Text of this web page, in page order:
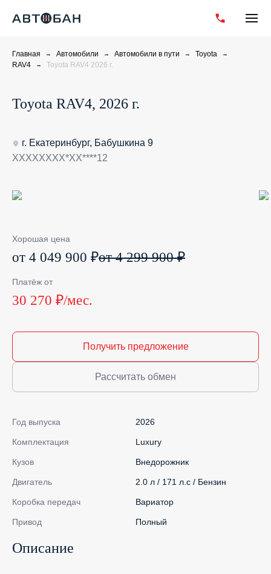
Главная Автомобили Автомобили в пути
Toyota
RAV4
Toyota RAV4 2026 г.
Toyota RAV4, 2026 г.
г. Екатеринбург, Бабушкина 9
XXXXXXXX*XX****12
Хорошая цена
от 4 049 900 ₽от 4 299 900 ₽
Платёж от
30 270 ₽/мес.
Получить предложение
Рассчитать обмен
Год выпуска 2026
Комплектация Luxury
Кузов Внедорожник
Двигатель 2.0 л / 171 л.с / Бензин
Коробка передач Вариатор
Привод Полный
Описание